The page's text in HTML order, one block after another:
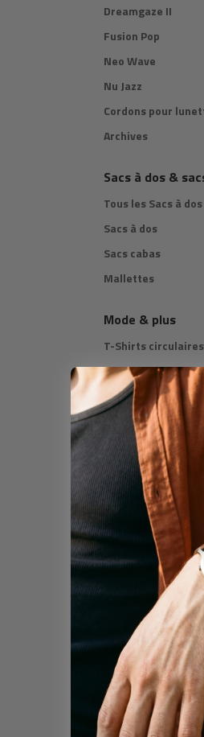
Dreamgaze II
Fusion Pop
Neo Wave
Nu Jazz
Cordons pour
Archives
Sacs à dos &
Tous les Sacs à
Sacs à dos
Sacs cabas
Mallettes
Mode & plus
T-Shirts circulaires
Bouteille
Guide cadeaux
Par genre
Cadeaux pour lui
Cadeaux pour elle
Cadeaux pour tous
Cadeaux jusqu’à
Cadeaux jusqu’à
Cadeaux premium
Carte cadeau